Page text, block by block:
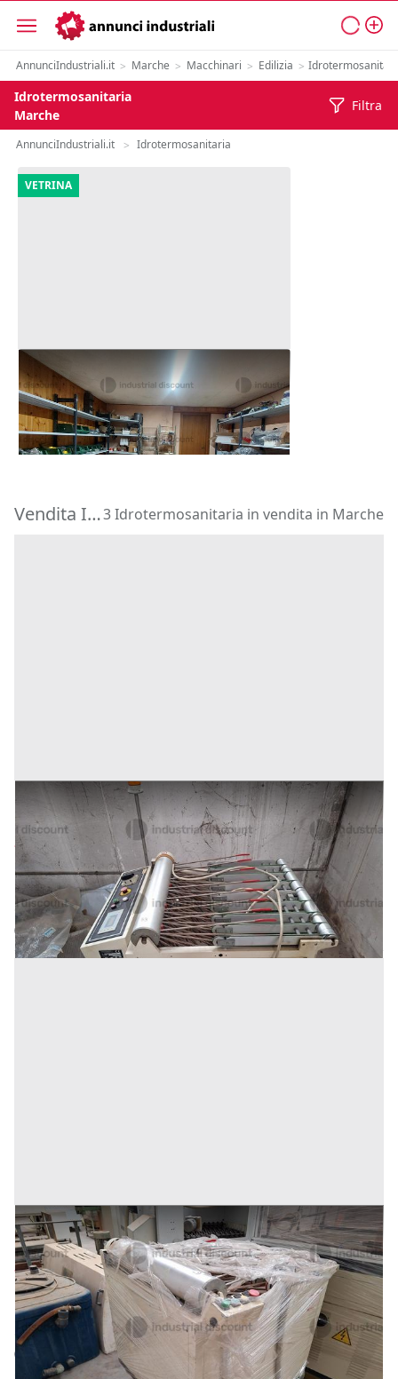
AnnunciIndustriali.it > Marche > Macchinari > Edilizia >
Idrotermosanitaria
Marche
Filtra
AnnunciIndustriali.it > Idrotermosanitaria
VETRINA
1#10082 Rimanenze di magazzino
tubi e pezzi speciali per idraulica e
gas
Perugia (Perugia)
4.600 €
Vendita Idrotermosanitaria in Marche3 Idrotermosanitaria in vendita in Marche
33#9315 Accumulatore Morton ACC010
Inserito il: 02/10/2025
Potenza Picena (Macerata)
Annuncio scaduto
Prezzo
2.000 €
Codice annuncio:1773116608
29#9315 Accumulatore Morton A030
Inserito il: 02/10/2025
Potenza Picena (Macerata)
Annuncio scaduto
Prezzo
2.000 €
Codice annuncio:1485405253